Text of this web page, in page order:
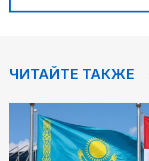
ЧИТАЙТЕ ТАКЖЕ